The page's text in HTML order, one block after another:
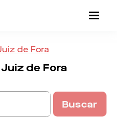
de Fora
Juiz de Fora
Buscar